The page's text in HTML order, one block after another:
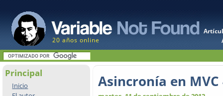
20 años online
Principal
Inicio
Asincronía en MVC